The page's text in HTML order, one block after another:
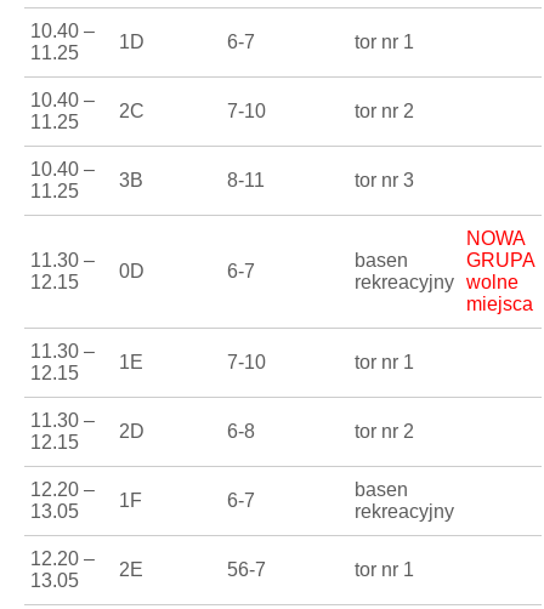
10.40 –
11.25
1D 6-7 tor nr 1
10.40 –
11.25
2C 7-10 tor nr 2
10.40 –
11.25
3B 8-11 tor nr 3
11.30 –
12.15
0D 6-7
basen
rekreacyjny
NOWA
GRUPA
wolne
miejsca
11.30 –
12.15
1E 7-10 tor nr 1
11.30 –
12.15
2D 6-8 tor nr 2
12.20 –
13.05
1F 6-7
basen
rekreacyjny
12.20 –
13.05
2E 56-7 tor nr 1